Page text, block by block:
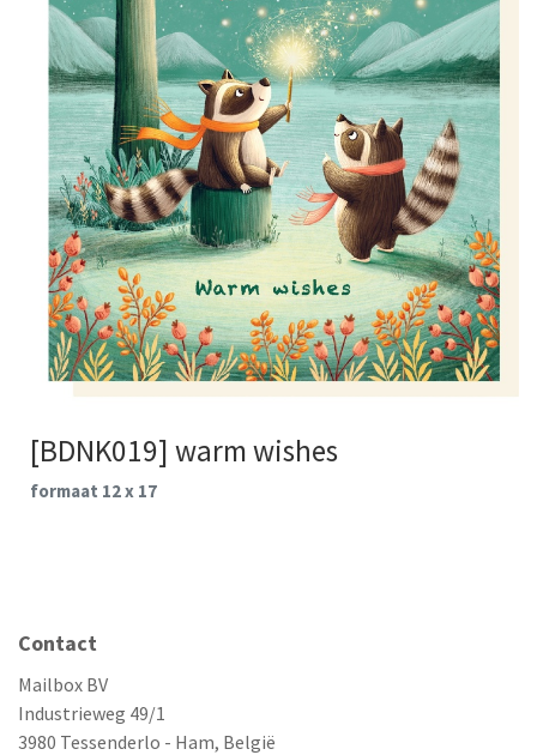
[BDNK019] warm wishes
formaat 12 x 17
Contact
Mailbox BV
Industrieweg 49/1
3980 Tessenderlo - Ham, België